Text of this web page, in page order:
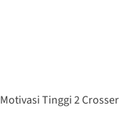
Motivasi Tinggi 2